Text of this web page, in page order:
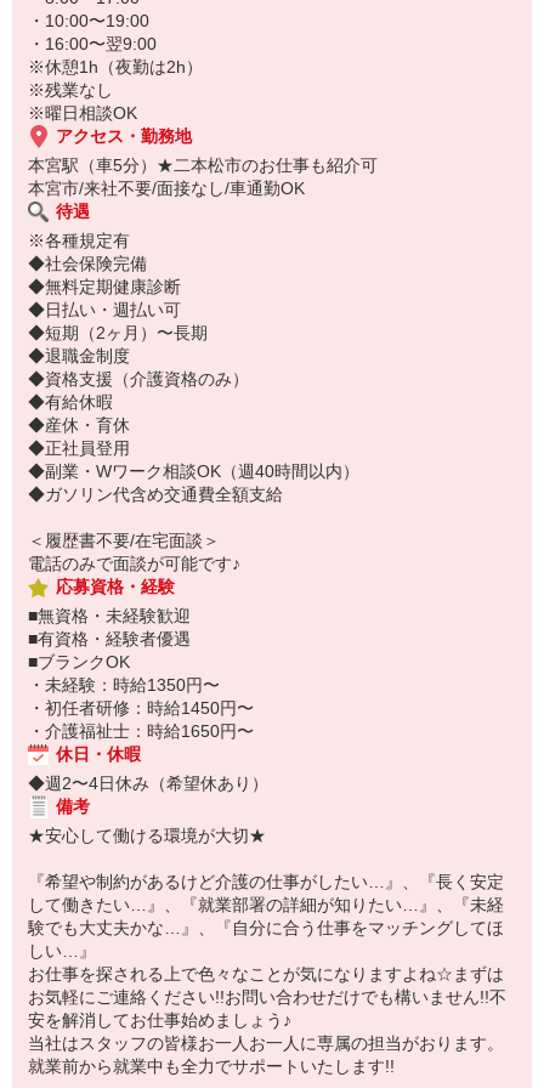
・10:00〜19:00
・16:00〜翌9:00
※休憩1h（夜勤は2h）
※残業なし
※曜日相談OK
アクセス・勤務地
本宮駅（車5分）★二本松市のお仕事も紹介可
本宮市/来社不要/面接なし/車通勤OK
待遇
※各種規定有
◆社会保険完備
◆無料定期健康診断
◆日払い・週払い可
◆短期（2ヶ月）〜長期
◆退職金制度
◆資格支援（介護資格のみ）
◆有給休暇
◆産休・育休
◆正社員登用
◆副業・Wワーク相談OK（週40時間以内）
◆ガソリン代含め交通費全額支給
＜履歴書不要/在宅面談＞
電話のみで面談が可能です♪
応募資格・経験
■無資格・未経験歓迎
■有資格・経験者優遇
■ブランクOK
・未経験：時給1350円〜
・初任者研修：時給1450円〜
・介護福祉士：時給1650円〜
休日・休暇
◆週2〜4日休み（希望休あり）
備考
★安心して働ける環境が大切★
『希望や制約があるけど介護の仕事がしたい…』、『長く安定
して働きたい…』、『就業部署の詳細が知りたい…』、『未経
験でも大丈夫かな…』、『自分に合う仕事をマッチングしてほ
しい…』
お仕事を探される上で色々なことが気になりますよね☆まずは
お気軽にご連絡ください!!お問い合わせだけでも構いません!!不
安を解消してお仕事始めましょう♪
当社はスタッフの皆様お一人お一人に専属の担当がおります。
就業前から就業中も全力でサポートいたします!!